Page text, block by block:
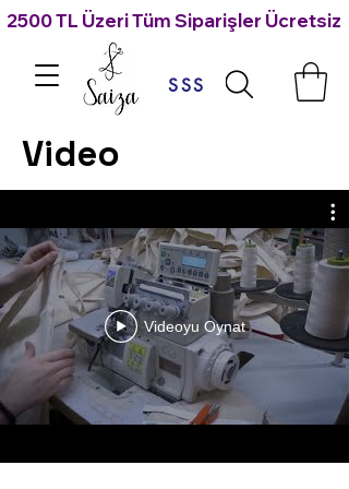
2500 TL Üzeri Tüm Siparişler Ücretsiz
SSS
Video
Videoyu Oynat